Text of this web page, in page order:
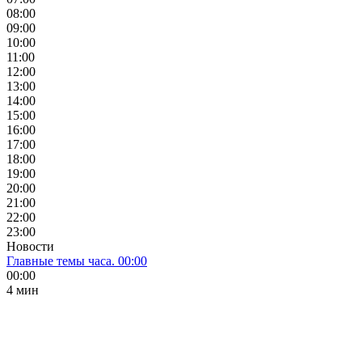
08:00
09:00
10:00
11:00
12:00
13:00
14:00
15:00
16:00
17:00
18:00
19:00
20:00
21:00
22:00
23:00
Новости
Главные темы часа. 00:00
00:00
4 мин